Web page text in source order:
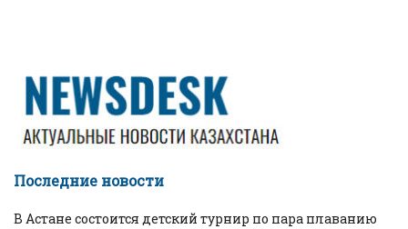
Последние новости
В Астане состоится детский турнир по пара плаванию